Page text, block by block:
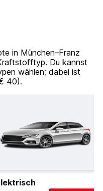
in München–Franz
Du kannst
wählen; dabei ist
40).